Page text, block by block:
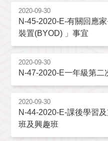
2020-09-30
N-45-2020-E-有關回應
裝置(BYOD) 」事宜
2020-09-30
N-47-2020-E一年級第二
2020-09-30
N-44-2020-E-課後學習
班及興趣班